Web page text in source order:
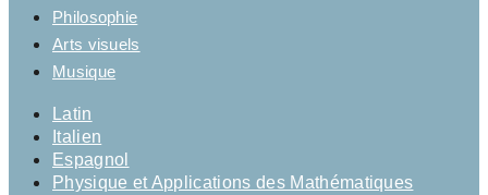
Philosophie
Arts visuels
Musique
Latin
Italien
Espagnol
Physique et Applications des Mathématiques